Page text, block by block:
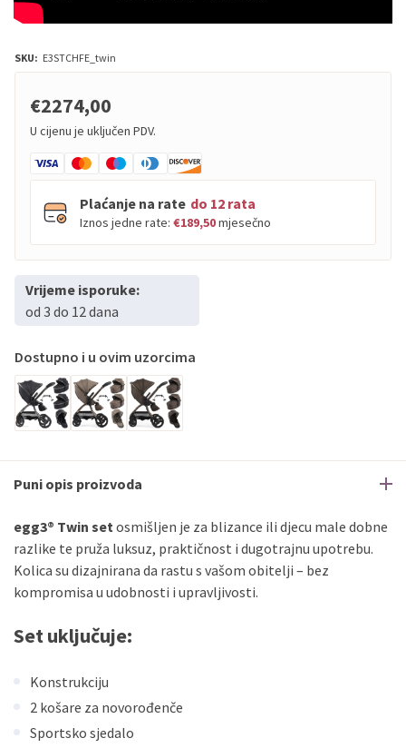
SKU: E3STCHFE_twin
€2274,00
U cijenu je uključen PDV.
Plaćanje na rate do 12 rata
Iznos jedne rate: €189,50mjesečno
PBZ
PBZ
Erste
Maestro
Erste
Master
Erste
Visa
Sve banke
Sve banke
Maestro
Jednokratno
ECC
Discover Jednokratno
Vrijeme isporuke:
od 3 do 12 dana
Dostupno i u ovim uzorcima
Puni opis proizvoda
egg3® Twin setosmišljen je za blizance ili djecu male dobne
razlike te pruža luksuz, praktičnost i dugotrajnu upotrebu.
Kolica su dizajnirana da rastu s vašom obitelji – bez
kompromisa u udobnosti i upravljivosti.
Set uključuje:
Konstrukciju
2 košare za novorođenče
Sportsko sjedalo